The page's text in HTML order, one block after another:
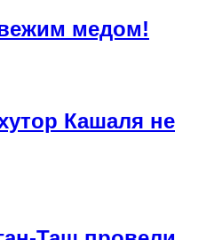
медом!
Кашаля не